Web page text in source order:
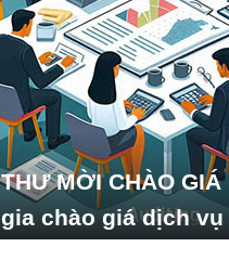
THƯ MỜI CHÀO GIÁ
gia chào giá dịch vụ